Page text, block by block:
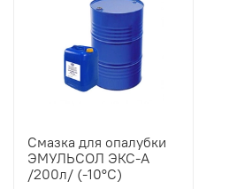
Смазка для опалубки
ЭМУЛЬСОЛ ЭКС-А
/200л/ (-10°C)